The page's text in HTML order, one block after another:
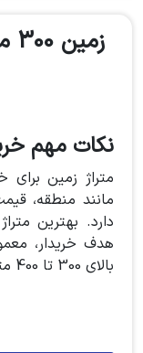
زمین 300 متری بخریم یا 400 متری؟
نکات مهم
متراژ زمین
مانند منطقه،
دارد. بهترین
هدف خریدار،
بالای 300 تا 400 متر هستند.